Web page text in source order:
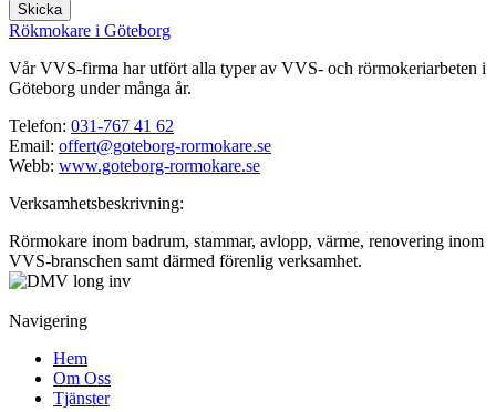
Skicka
Rökmokare i Göteborg
Vår VVS-firma har utfört alla typer av VVS- och rörmokeriarbeten i
Göteborg under många år.
Telefon: 031-767 41 62
Email: offert@goteborg-rormokare.se
Webb: www.goteborg-rormokare.se
Verksamhetsbeskrivning:
Rörmokare inom badrum, stammar, avlopp, värme, renovering inom
VVS-branschen samt därmed förenlig verksamhet.
Navigering
Hem
Om Oss
Tjänster